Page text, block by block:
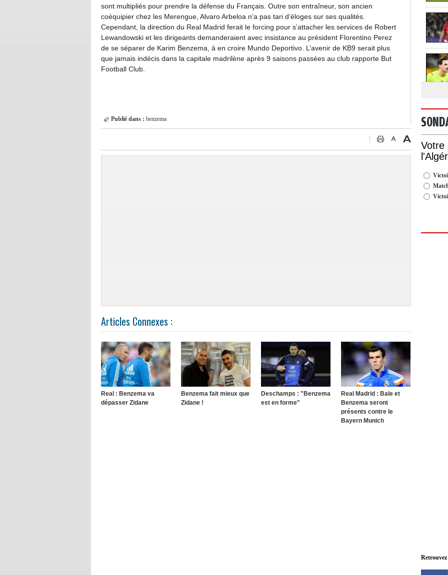
sont multipliés pour prendre la défense du Français. Outre son entraîneur, son ancien
coéquipier chez les Merengue, Alvaro Arbeloa n’a pas tari d’éloges sur ses qualités.
Cependant, la direction du Real Madrid ferait le forcing pour s’attacher les services de Robert
Lewandowski et les dirigeants demanderaient avec insistance au président Florentino Perez
de se séparer de Karim Benzema, à en croire Mundo Deportivo. L’avenir de KB9 serait plus
que jamais indécis dans la capitale madrilène après 9 saisons passées au club rapporte But
Football Club.
Publié dans : benzema
Articles Connexes :
Real : Benzema va
dépasser Zidane
Benzema fait mieux que
Zidane !
Deschamps : "Benzema
est en forme"
Real Madrid : Bale et
Benzema seront
présents contre le
Bayern Munich
Votre